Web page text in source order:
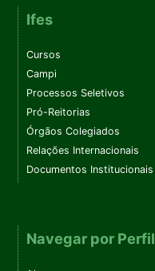
Ifes
Cursos
Campi
Processos Seletivos
Pró-Reitorias
Órgãos Colegiados
Relações Internacionais
Documentos Institucionais
Navegar por Perfil